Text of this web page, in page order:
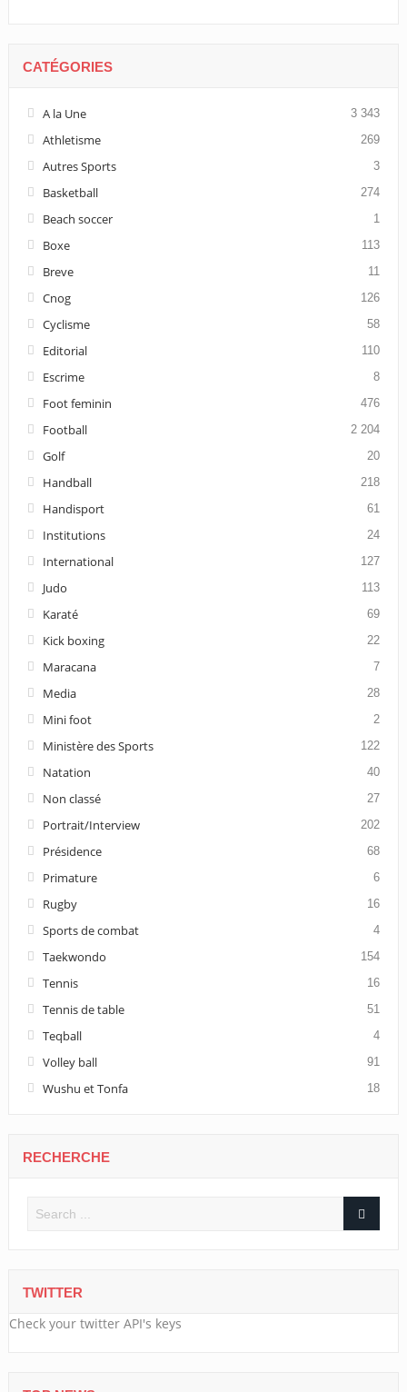
CATÉGORIES
A la Une 3 343
Athletisme 269
Autres Sports 3
Basketball 274
Beach soccer 1
Boxe 113
Breve 11
Cnog 126
Cyclisme 58
Editorial 110
Escrime 8
Foot feminin 476
Football 2 204
Golf 20
Handball 218
Handisport 61
Institutions 24
International 127
Judo 113
Karaté 69
Kick boxing 22
Maracana 7
Media 28
Mini foot 2
Ministère des Sports 122
Natation 40
Non classé 27
Portrait/Interview 202
Présidence 68
Primature 6
Rugby 16
Sports de combat 4
Taekwondo 154
Tennis 16
Tennis de table 51
Teqball 4
Volley ball 91
Wushu et Tonfa 18
RECHERCHE
TWITTER
Check your twitter API's keys